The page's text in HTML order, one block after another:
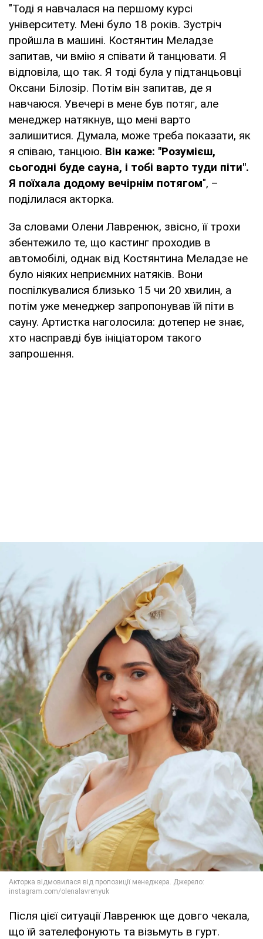
"Тоді я навчалася на першому курсі
університету. Мені було 18 років. Зустріч
пройшла в машині. Костянтин Меладзе
запитав, чи вмію я співати й танцювати. Я
відповіла, що так. Я тоді була у підтанцьовці
Оксани Білозір. Потім він запитав, де я
навчаюся. Увечері в мене був потяг, але
менеджер натякнув, що мені варто
залишитися. Думала, може треба показати, як
я співаю, танцюю. Він каже: "Розумієш,
сьогодні буде сауна, і тобі варто туди піти".
Я поїхала додому вечірнім потягом", –
поділилася акторка.
За словами Олени Лавренюк, звісно, її трохи
збентежило те, що кастинг проходив в
автомобілі, однак від Костянтина Меладзе не
було ніяких неприємних натяків. Вони
поспілкувалися близько 15 чи 20 хвилин, а
потім уже менеджер запропонував їй піти в
сауну. Артистка наголосила: дотепер не знає,
хто насправді був ініціатором такого
запрошення.
Після цієї ситуації Лавренюк ще довго чекала,
що їй зателефонують та візьмуть в гурт.